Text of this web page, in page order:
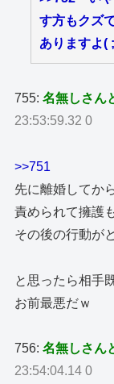
す方もクズ
ありますよ(
755:名無しさん
23:53:59.32 0
>>751
先に離婚してか
責められて擁護
その後の行動が
と思ったら相手
お前最悪だｗ
756:名無しさん
23:54:04.14 0